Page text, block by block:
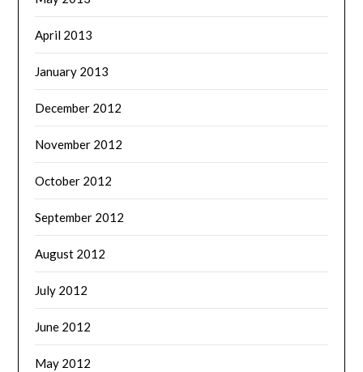
April 2013
January 2013
December 2012
November 2012
October 2012
September 2012
August 2012
July 2012
June 2012
May 2012